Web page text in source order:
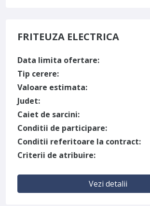
FRITEUZA ELECTRICA
Data limita ofertare:
Tip cerere:
Valoare estimata:
Judet:
Caiet de sarcini:
Conditii de participare:
Conditii referitoare la contract:
Criterii de atribuire:
Vezi detalii